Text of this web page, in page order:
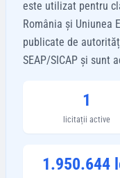
este utilizat pentru
România și Uniunea
publicate de
SEAP/SICAP și sunt
1
licitații active
1.950.644